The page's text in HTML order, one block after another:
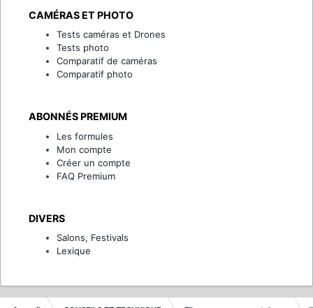
CAMÉRAS ET PHOTO
Tests caméras et Drones
Tests photo
Comparatif de caméras
Comparatif photo
ABONNÉS PREMIUM
Les formules
Mon compte
Créer un compte
FAQ Premium
DIVERS
Salons, Festivals
Lexique